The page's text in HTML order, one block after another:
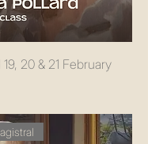
20 & 21 February